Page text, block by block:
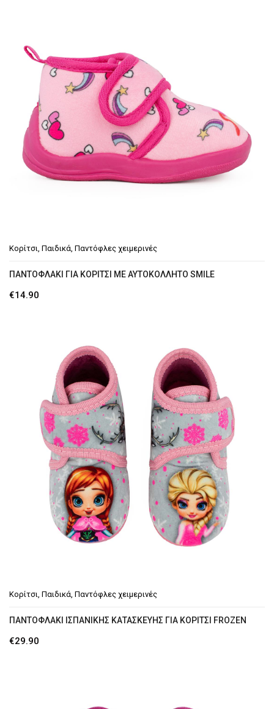
Κορίτσι Παιδικά Παντόφλες χειμερινές
ΠΑΝΤΟΦΛΆΚΙ ΓΙΑ ΚΟΡΊΤΣΙ ΜΕ ΑΥΤΟΚΌΛΛΗΤΟ SMILE
€14.90
Κορίτσι Παιδικά Παντόφλες χειμερινές
ΠΑΝΤΟΦΛΆΚΙ ΙΣΠΑΝΙΚΉΣ ΚΑΤΑΣΚΕΥΉΣ ΓΙΑ ΚΟΡΊΤΣΙ FROZEN
€29.90